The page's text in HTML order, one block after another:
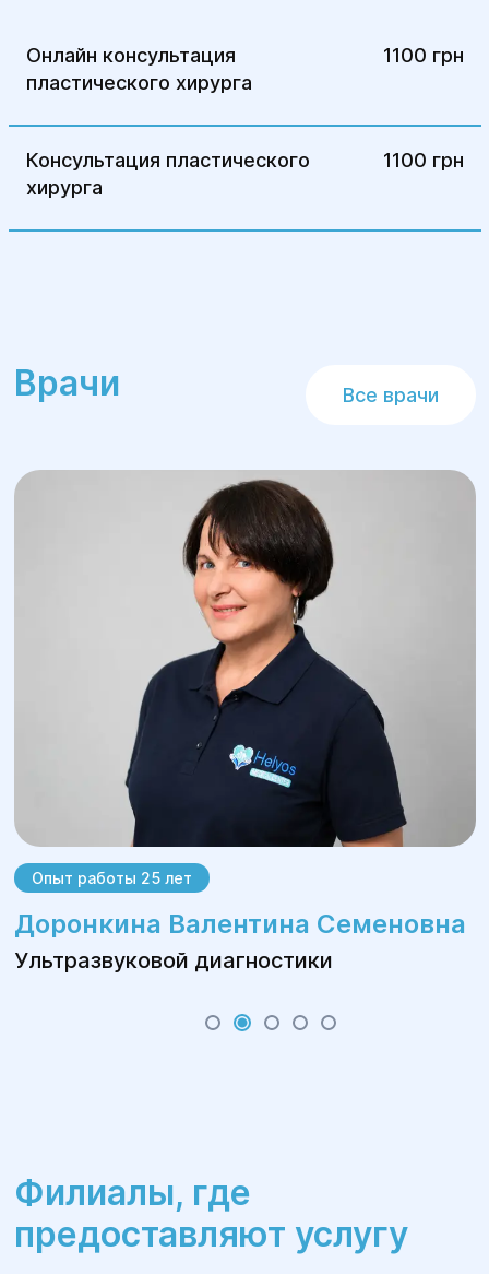
Онлайн консультация
пластического хирурга
1100 грн
Консультация пластического
хирурга
1100 грн
Врачи Все врачи
Опыт работы 25 лет
Доронкина Валентина Семеновна
Ультразвуковой диагностики
Филиалы, где
предоставляют услугу